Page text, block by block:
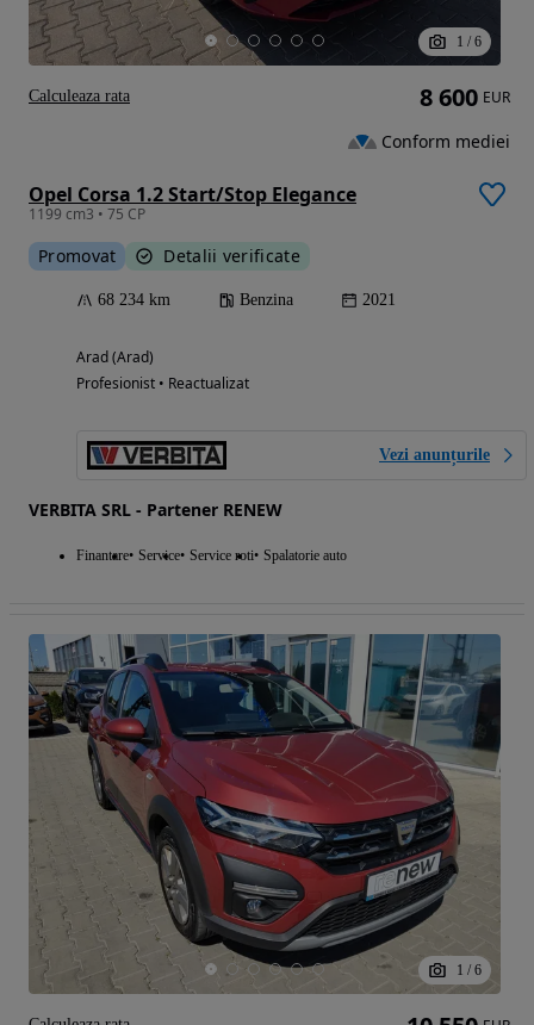
1 / 6
Opel Corsa 1.2 Start/Stop Elegance
1199 cm3 • 75 CP
Promovat Detalii verificate
68 234 km Benzina 2021
Arad (Arad)
Profesionist • Reactualizat
Vezi anunțurile
VERBITA SRL - Partener RENEW
Finantare Service Service roti Spalatorie auto
8 600 EUR
Conform mediei
Calculeaza rata
1 / 6